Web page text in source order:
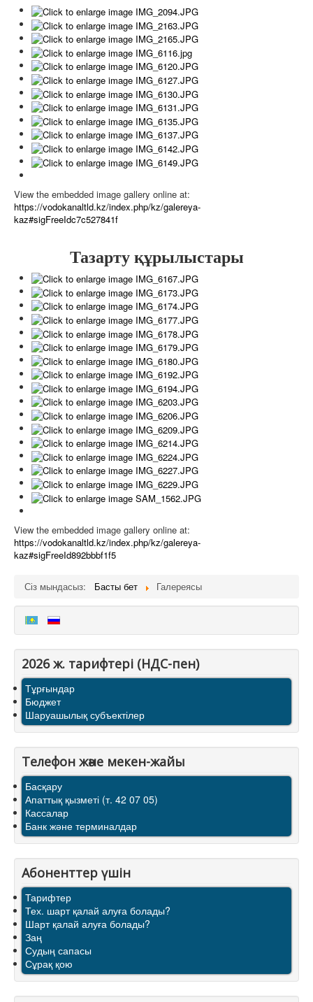
View the embedded image gallery online at:
https://vodokanaltld.kz/index.php/kz/galereya-
kaz#sigFreeIdc7c527841f
Тазарту құрылыстары
View the embedded image gallery online at:
https://vodokanaltld.kz/index.php/kz/galereya-
kaz#sigFreeId892bbbf1f5
Сіз мындасыз: Басты бет Галереясы
2026 ж. тарифтерi (НДС-пен)
Тұрғындар
Бюджет
Шаруашылық субъектілер
Телефон және мекен-жайы
Басқару
Апаттық қызметі (т. 42 07 05)
Кассалар
Банк және терминалдар
Абоненттер үшін
Тарифтер
Тех. шарт қалай алуға болады?
Шарт қалай алуға болады?
Заң
Судың сапасы
Сұрақ қою